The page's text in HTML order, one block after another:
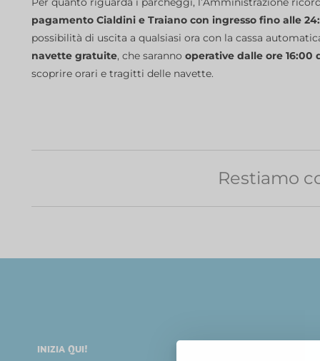
pagamento Cialdini e Traiano con ingresso fino alle
possibilità di uscita a qualsiasi ora con la cassa
navette gratuite, che saranno operative dalle ore 16:00
scoprire orari e tragitti delle navette.
Restiamo
INIZIA QUI!